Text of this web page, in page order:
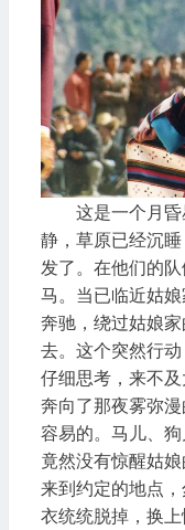
这是一个月昏
静，草原已经沉
发了。在他们的
马。当已临近姑
奔驰，绕过姑娘
去。这个突然行
仔细思考，来不
奔向了那夜雾弥
容易的。马儿、
竟然没有惊醒姑
来到约定的地点
衣统统脱掉，换